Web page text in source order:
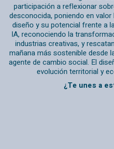
participación a reflexionar
desconocida, poniendo en
diseño y su potencial frente a
IA, reconociendo la
industrias creativas, y
mañana más sostenible desde
agente de cambio social. El
evolución territorial y
¿Te unes a